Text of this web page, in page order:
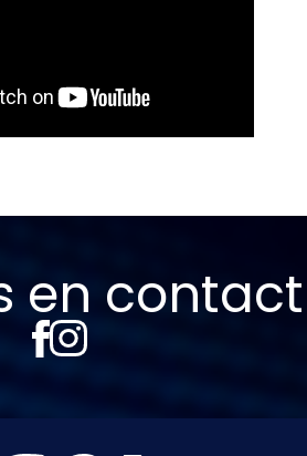
en contact